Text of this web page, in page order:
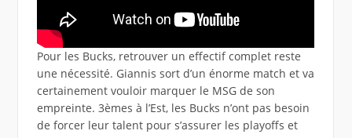
Pour les Bucks, retrouver un effectif complet reste
une nécessité. Giannis sort d’un énorme match et va
certainement vouloir marquer le MSG de son
empreinte. 3èmes à l’Est, les Bucks n’ont pas besoin
de forcer leur talent pour s’assurer les playoffs et